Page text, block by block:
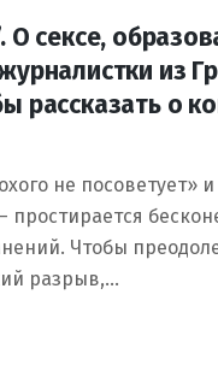
О сексе,
из
рассказать о
не посоветует»
простирается
Чтобы
разрыв,…